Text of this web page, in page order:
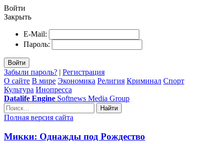
Войти
Закрыть
E-Mail:
Пароль:
Войти
Забыли пароль? | Регистрация
О сайте В мире Экономика Религия Криминал Спорт
Культура Инопресса
Datalife Engine Softnews Media Group
Найти
Полная версия сайта
Микки: Однажды под Рождество